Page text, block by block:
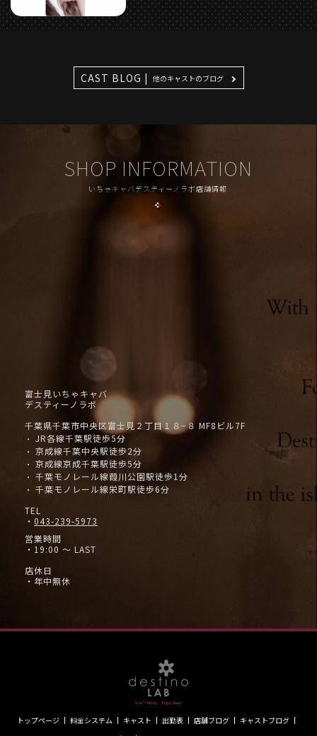
CAST BLOG | 他のキャストのブログ
SHOP INFORMATION
いちゃキャバデスティーノラボ店舗情報
富士見いちゃキャバ
デスティーノラボ
千葉県千葉市中央区富士見２丁目１８−８ MF8ビル7F
・ JR各線千葉駅徒歩5分
・ 京成線千葉中央駅徒歩2分
・ 京成線京成千葉駅徒歩5分
・ 千葉モノレール線葭川公園駅徒歩1分
・ 千葉モノレール線栄町駅徒歩6分
TEL
・ 043-239-5973
営業時間
・19:00 ～ LAST
店休日
・年中無休
トップページ 料金システム キャスト 出勤表 店舗ブログ
キャストブログ